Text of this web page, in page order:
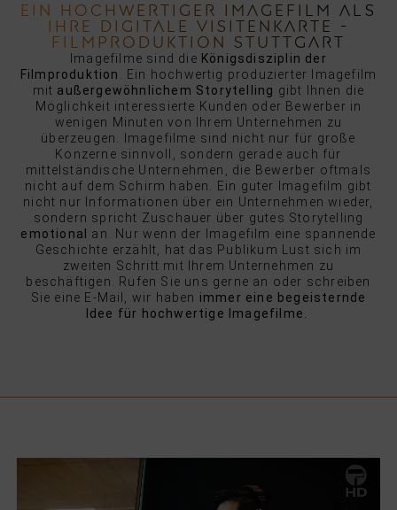
EIN HOCHWERTIGER IMAGEFILM ALS
IHRE DIGITALE VISITENKARTE -
FILMPRODUKTION STUTTGART
Imagefilme sind die Königsdisziplin der
Filmproduktion . Ein hochwertig produzierter Imagefilm
mit außergewöhnlichem Storytelling gibt Ihnen die
Möglichkeit interessierte Kunden oder Bewerber in
wenigen Minuten von Ihrem Unternehmen zu
überzeugen. Imagefilme sind nicht nur für große
Konzerne sinnvoll, sondern gerade auch für
mittelständische Unternehmen, die Bewerber oftmals
nicht auf dem Schirm haben. Ein guter Imagefilm gibt
nicht nur Informationen über ein Unternehmen wieder,
sondern spricht Zuschauer über gutes Storytelling
emotional an. Nur wenn der Imagefilm eine spannende
Geschichte erzählt, hat das Publikum Lust sich im
zweiten Schritt mit Ihrem Unternehmen zu
beschäftigen. Rufen Sie uns gerne an oder schreiben
Sie eine E-Mail, wir haben immer eine begeisternde
Idee für hochwertige Imagefilme.